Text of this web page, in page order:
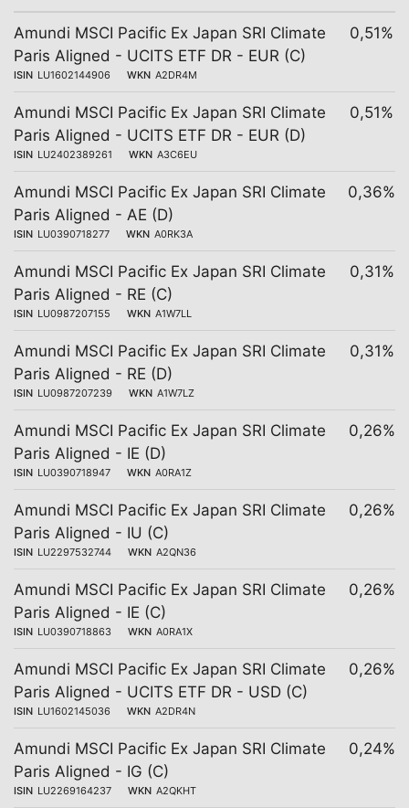
Amundi MSCI Pacific Ex Japan SRI Climate
Paris Aligned - UCITS ETF DR - EUR (C)
ISIN LU1602144906 WKN A2DR4M
0,51%
Amundi MSCI Pacific Ex Japan SRI Climate
Paris Aligned - UCITS ETF DR - EUR (D)
ISIN LU2402389261 WKN A3C6EU
0,51%
Amundi MSCI Pacific Ex Japan SRI Climate
Paris Aligned - AE (D)
ISIN LU0390718277 WKN A0RK3A
0,36%
Amundi MSCI Pacific Ex Japan SRI Climate
Paris Aligned - RE (C)
ISIN LU0987207155 WKN A1W7LL
0,31%
Amundi MSCI Pacific Ex Japan SRI Climate
Paris Aligned - RE (D)
ISIN LU0987207239 WKN A1W7LZ
0,31%
Amundi MSCI Pacific Ex Japan SRI Climate
Paris Aligned - IE (D)
ISIN LU0390718947 WKN A0RA1Z
0,26%
Amundi MSCI Pacific Ex Japan SRI Climate
Paris Aligned - IU (C)
ISIN LU2297532744 WKN A2QN36
0,26%
Amundi MSCI Pacific Ex Japan SRI Climate
Paris Aligned - IE (C)
ISIN LU0390718863 WKN A0RA1X
0,26%
Amundi MSCI Pacific Ex Japan SRI Climate
Paris Aligned - UCITS ETF DR - USD (C)
ISIN LU1602145036 WKN A2DR4N
0,26%
Amundi MSCI Pacific Ex Japan SRI Climate
Paris Aligned - IG (C)
ISIN LU2269164237 WKN A2QKHT
0,24%